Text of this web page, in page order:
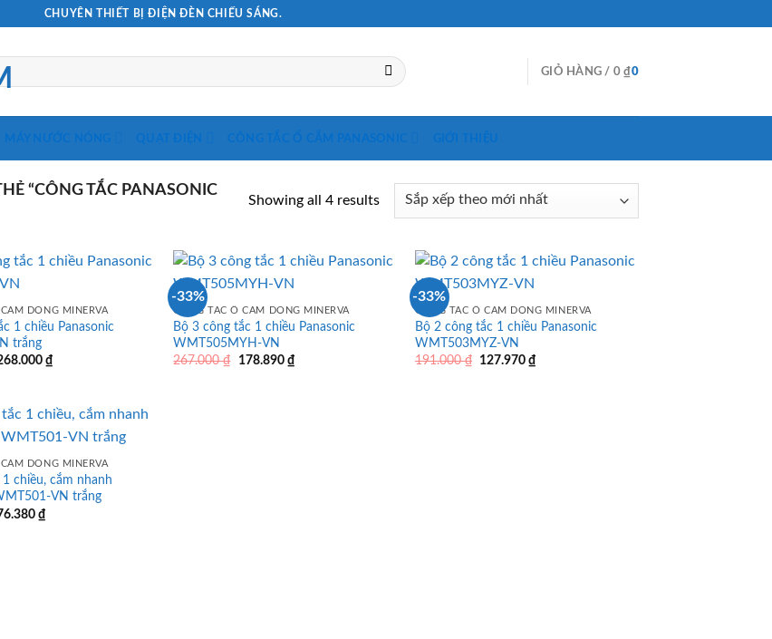
CHUYÊN THIẾT BỊ ĐIỆN ĐÈN CHIẾU SÁNG.
GIỎ HÀNG / 0₫0
MÁY NƯỚC NÓNG QUẠT ĐIỆN CÔNG TẮC Ổ CẮM PANASONIC GIỚI THIỆU
“CÔNG TẮC PANASONIC
Showing all 4 results
DÒNG MINERVA
1 chiều Panasonic
trắng
₫
268.000 ₫.
-33%
CÔNG TẮC Ổ CẮM DÒNG MINERVA
Bộ 3 công tắc 1 chiều Panasonic
WMT505MYH-VN
267.000₫
Giá
178.890 ₫Giá
-33%
CÔNG TẮC Ổ CẮM DÒNG MINERVA
Bộ 2 công tắc 1 chiều Panasonic
WMT503MYZ-VN
191.000₫ Giá
127.970₫
DÒNG MINERVA
chiều, cắm nhanh
VN trắng
₫